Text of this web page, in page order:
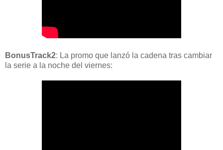
BonusTrack2: La promo que lanzó la cadena tras cambiar
la serie a la noche del viernes: